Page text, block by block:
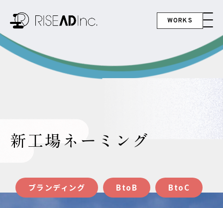
WORKS
新工場ネーミング
ブランディング BtoB BtoC